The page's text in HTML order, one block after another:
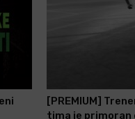
[PREMIUM]
tima je